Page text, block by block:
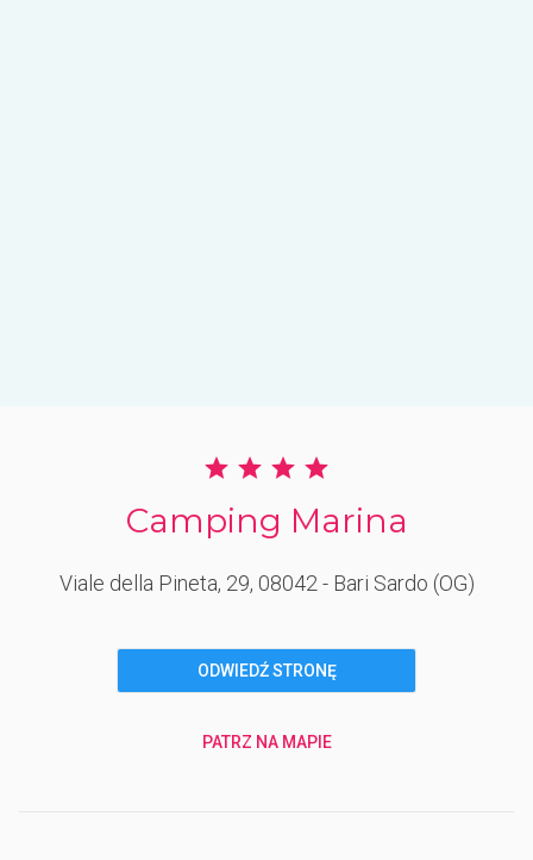
Camping Marina
Viale della Pineta, 29, 08042 - Bari Sardo (OG)
ODWIEDŹ STRONĘ
PATRZ NA MAPIE